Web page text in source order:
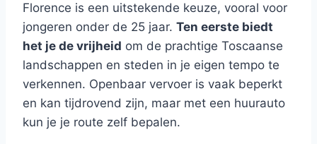
Florence is een uitstekende keuze, vooral voor
jongeren onder de 25 jaar. Ten eerste biedt
het je de vrijheid om de prachtige Toscaanse
landschappen en steden in je eigen tempo te
verkennen. Openbaar vervoer is vaak beperkt
en kan tijdrovend zijn, maar met een huurauto
kun je je route zelf bepalen.